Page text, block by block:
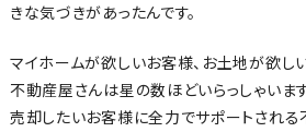
きな気づきがあったんです。
マイホームが欲しいお客様、お土地が欲し
不動産屋さんは星の数ほどいらっしゃいま
売却したいお客様に全力でサポートされ